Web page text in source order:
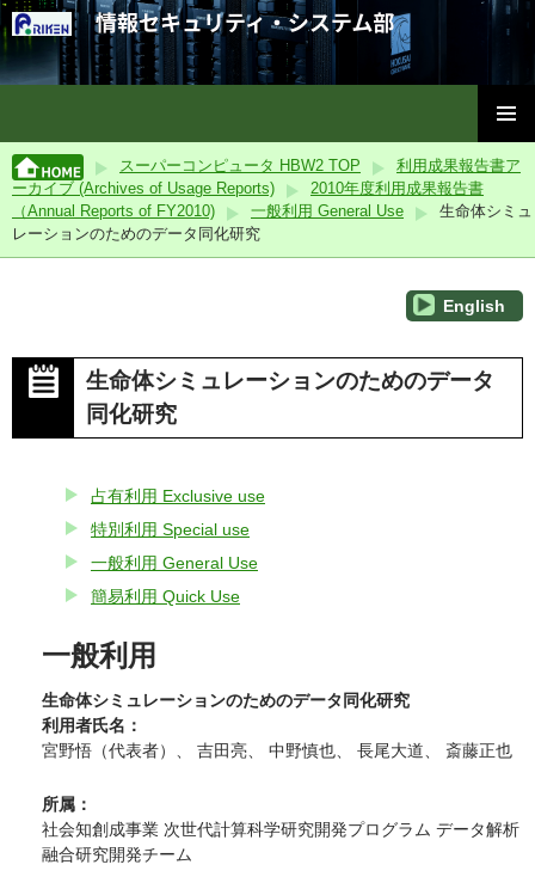
ニュー
ン
テ
ン
ツ
へ
プ
スーパーコンピュータ HBW2 TOP
利用成果報告書ア
ーカイブ (Archives of Usage Reports)
2010年度利用成果報告書
（Annual Reports of FY2010)
一般利用 General Use
生命体シミュ
レーションのためのデータ同化研究
English
生命体シミュレーションのためのデータ
同化研究
占有利用 Exclusive use
特別利用 Special use
一般利用 General Use
簡易利用 Quick Use
一般利用
生命体シミュレーションのためのデータ同化研究
利用者氏名：
宮野悟（代表者）、 吉田亮、 中野慎也、 長尾大道、 斎藤正也
所属：
社会知創成事業 次世代計算科学研究開発プログラム データ解析
融合研究開発チーム